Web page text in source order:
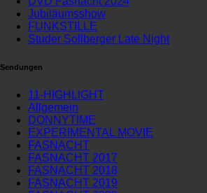
Jubiläumsshow
FUNKSTILLE
Studer Sollberger Late Night
Sendungen
11-HIGHLIGHT
Allgemein
DONNYTIME
EXPERIMENTAL MOVIE
FASNACHT
FASNACHT 2017
FASNACHT 2018
FASNACHT 2019